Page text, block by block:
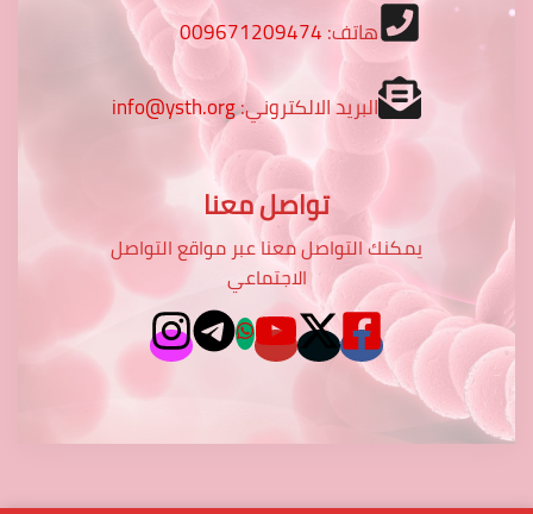
هاتف:009671209474
البريد الالكتروني:info@ysth.org
تواصل معنا
يمكنك التواصل معنا عبر مواقع التواصل
الاجتماعي